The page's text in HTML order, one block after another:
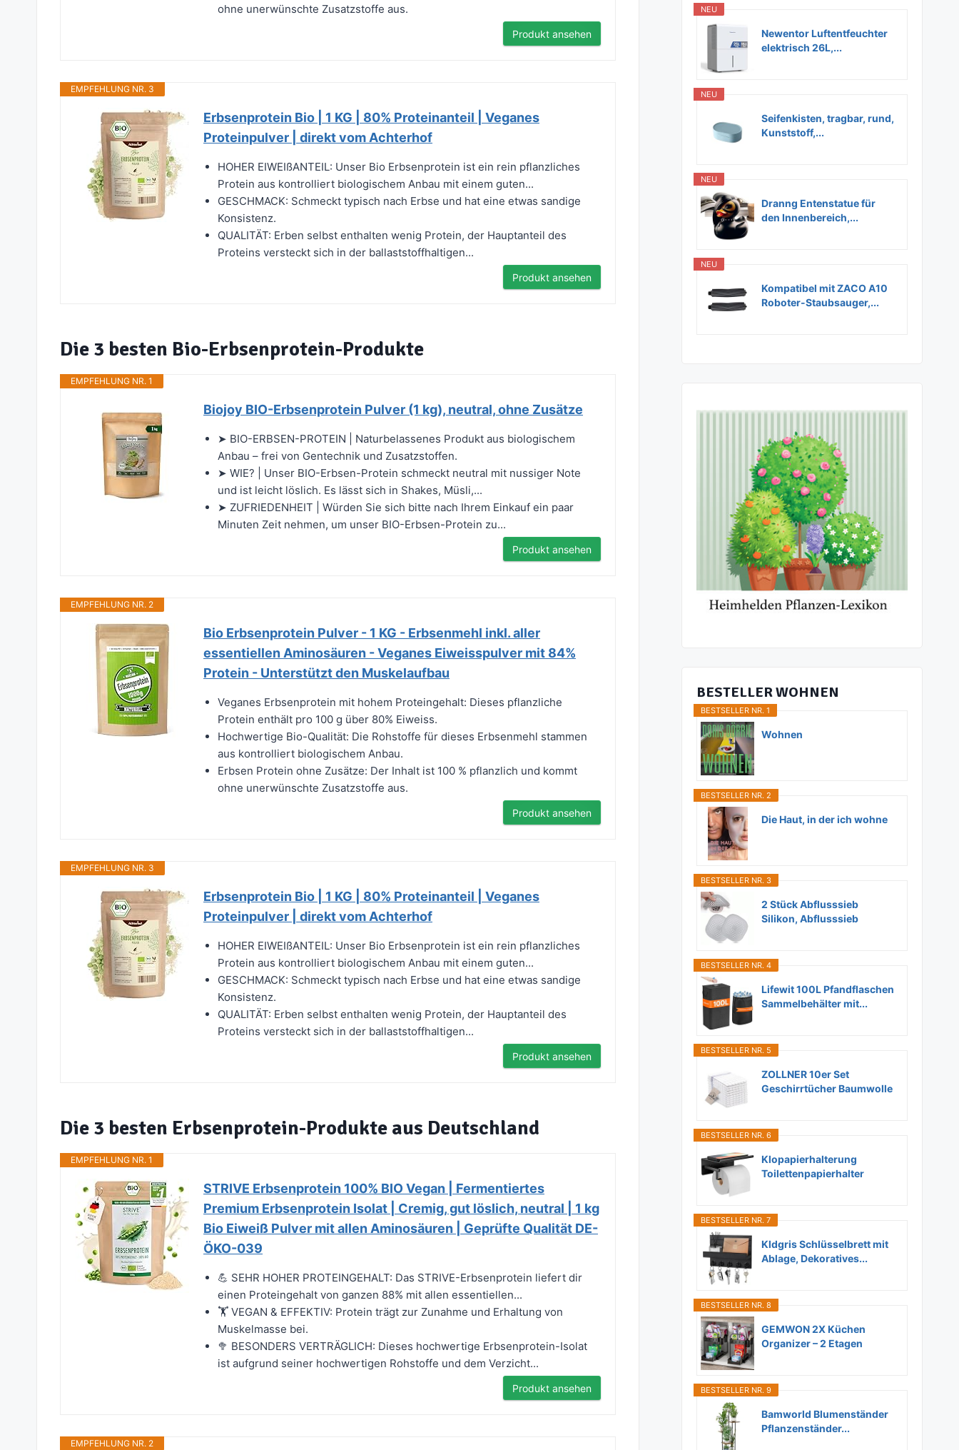
ohne unerwünschte Zusatzstoffe aus.
Produkt ansehen
EMPFEHLUNG NR. 3
Erbsenprotein Bio | 1 KG | 80% Proteinanteil | Veganes
Proteinpulver | direkt vom Achterhof
HOHER EIWEIßANTEIL: Unser Bio Erbsenprotein ist ein rein pflanzliches
Protein aus kontrolliert biologischem Anbau mit einem guten...
GESCHMACK: Schmeckt typisch nach Erbse und hat eine etwas sandige
Konsistenz.
QUALITÄT: Erben selbst enthalten wenig Protein, der Hauptanteil des
Proteins versteckt sich in der ballaststoffhaltigen...
Produkt ansehen
Die 3 besten Bio-Erbsenprotein-Produkte
EMPFEHLUNG NR. 1
Biojoy BIO-Erbsenprotein Pulver (1 kg), neutral, ohne Zusätze
➤ BIO-ERBSEN-PROTEIN | Naturbelassenes Produkt aus biologischem
Anbau – frei von Gentechnik und Zusatzstoffen.
➤ WIE? | Unser BIO-Erbsen-Protein schmeckt neutral mit nussiger Note
und ist leicht löslich. Es lässt sich in Shakes, Müsli,...
➤ ZUFRIEDENHEIT | Würden Sie sich bitte nach Ihrem Einkauf ein paar
Minuten Zeit nehmen, um unser BIO-Erbsen-Protein zu...
Produkt ansehen
EMPFEHLUNG NR. 2
Bio Erbsenprotein Pulver - 1 KG - Erbsenmehl inkl. aller
essentiellen Aminosäuren - Veganes Eiweisspulver mit 84%
Protein - Unterstützt den Muskelaufbau
Veganes Erbsenprotein mit hohem Proteingehalt: Dieses pflanzliche
Protein enthält pro 100 g über 80% Eiweiss.
Hochwertige Bio-Qualität: Die Rohstoffe für dieses Erbsenmehl stammen
aus kontrolliert biologischem Anbau.
Erbsen Protein ohne Zusätze: Der Inhalt ist 100 % pflanzlich und kommt
ohne unerwünschte Zusatzstoffe aus.
Produkt ansehen
EMPFEHLUNG NR. 3
Erbsenprotein Bio | 1 KG | 80% Proteinanteil | Veganes
Proteinpulver | direkt vom Achterhof
HOHER EIWEIßANTEIL: Unser Bio Erbsenprotein ist ein rein pflanzliches
Protein aus kontrolliert biologischem Anbau mit einem guten...
GESCHMACK: Schmeckt typisch nach Erbse und hat eine etwas sandige
Konsistenz.
QUALITÄT: Erben selbst enthalten wenig Protein, der Hauptanteil des
Proteins versteckt sich in der ballaststoffhaltigen...
Produkt ansehen
Die 3 besten Erbsenprotein-Produkte aus Deutschland
EMPFEHLUNG NR. 1
STRIVE Erbsenprotein 100% BIO Vegan | Fermentiertes
Premium Erbsenprotein Isolat | Cremig, gut löslich, neutral | 1 kg
Bio Eiweiß Pulver mit allen Aminosäuren | Geprüfte Qualität DE-
ÖKO-039
💪 SEHR HOHER PROTEINGEHALT: Das STRIVE-Erbsenprotein liefert dir
einen Proteingehalt von ganzen 88% mit allen essentiellen...
🏋️ VEGAN & EFFEKTIV: Protein trägt zur Zunahme und Erhaltung von
Muskelmasse bei.
🥦 BESONDERS VERTRÄGLICH: Dieses hochwertige Erbsenprotein-Isolat
ist aufgrund seiner hochwertigen Rohstoffe und dem Verzicht...
Produkt ansehen
EMPFEHLUNG NR. 2
NEU
Newentor Luftentfeuchter
elektrisch 26L,...
NEU
Seifenkisten, tragbar, rund,
Kunststoff,...
NEU
Dranng Entenstatue für
den Innenbereich,...
NEU
Kompatibel mit ZACO A10
Roboter-Staubsauger,...
BESTELLER WOHNEN
BESTSELLER NR. 1
Wohnen
BESTSELLER NR. 2
Die Haut, in der ich wohne
BESTSELLER NR. 3
2 Stück Abflusssieb
Silikon, Abflusssieb
BESTSELLER NR. 4
Lifewit 100L Pfandflaschen
Sammelbehälter mit...
BESTSELLER NR. 5
ZOLLNER 10er Set
Geschirrtücher Baumwolle
BESTSELLER NR. 6
Klopapierhalterung
Toilettenpapierhalter
BESTSELLER NR. 7
Kldgris Schlüsselbrett mit
Ablage, Dekoratives...
BESTSELLER NR. 8
GEMWON 2X Küchen
Organizer – 2 Etagen
BESTSELLER NR. 9
Bamworld Blumenständer
Pflanzenständer...